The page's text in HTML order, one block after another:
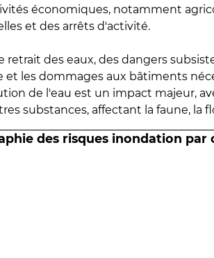
économiques, notamment
et des arrêts d'activité.
retrait des eaux, des dangers
et les dommages aux bâtiments
de l'eau est un impact majeur,
substances, affectant la faune, la
des risques inondation par